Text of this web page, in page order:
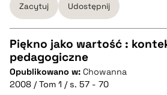
Zacytuj Udostępnij
CZYSTY TEKST
Piękno jako wartość :
pedagogiczne
Opublikowano w: Chowanna
2008 / Tom 1 / s. 57 - 70